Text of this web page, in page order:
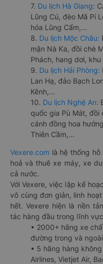
7. Du lịch Hà Giang:
Lũng Cú, đèo Mã Pí
hóa Lũng Cẩm,...
8. Du lịch Mộc Châu:
mận Nà Ka, đồi chè
Phách, hang dơi,
9. Du lịch Hải Phòng:
Lan Hạ, đảo Bạch
Kênh,...
10. Du lịch Nghệ An:
quốc gia Pù Mát, đồi
cánh đồng hoa
Thiên Cầm,...
Vexere.com là hệ thống
hoả và thuê xe máy, xe
cả nước.
Với Vexere, việc lập kế
vô cùng đơn giản, linh
hết. Vexere hiện là nền
tác hàng đầu trong lĩnh
• 2000+ hãng xe
đường trong và
• 5 hãng hàng
Airlines, Vietjet Air,